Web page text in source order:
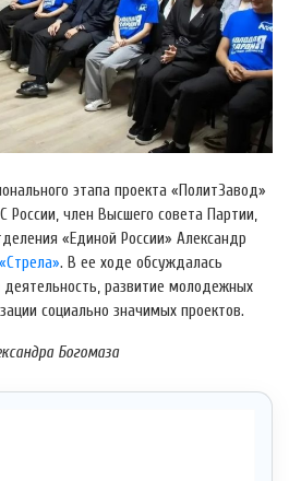
этапа проекта «ПолитЗавод»
член Высшего совета Партии,
«Единой России» Александр
. В ее ходе обсуждалась
развитие молодежных
социально значимых проектов.
Богомаза